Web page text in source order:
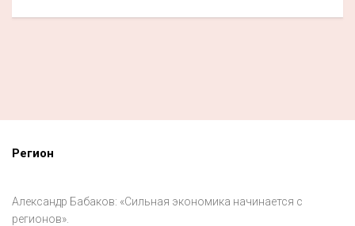
Регион
Александр Бабаков: «Сильная экономика начинается с
регионов».